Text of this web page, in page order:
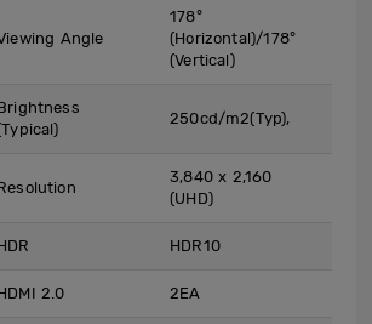
Angle
178°
(Horizontal)/178°
(Vertical)
250cd/m2(Typ),
3,840 x 2,160
(UHD)
HDR10
2.0 2EA